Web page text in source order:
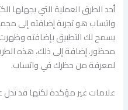
أحد الطرق العملية التي
واتساب هو تجربة إضافته إلى
يسمح لك التطبيق بإضافته
محظور. إضافة إلى ذلك، هذه
لمعرفة من حظرك في واتساب.
علامات غير مؤكدة لكنها قد